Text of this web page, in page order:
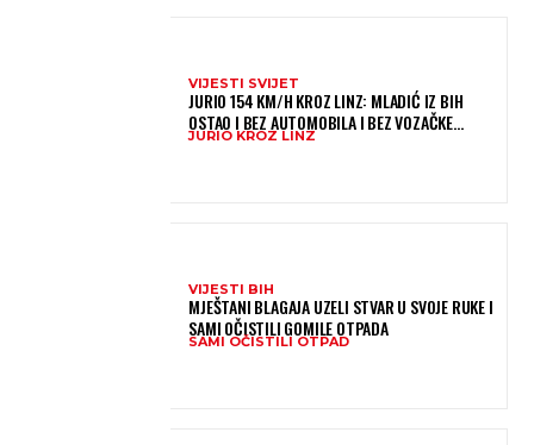
VIJESTI SVIJET
JURIO 154 KM/H KROZ LINZ: MLADIĆ IZ BIH
OSTAO I BEZ AUTOMOBILA I BEZ VOZAČKE
DOZVOLE
JURIO KROZ LINZ
VIJESTI BIH
MJEŠTANI BLAGAJA UZELI STVAR U SVOJE RUKE I
SAMI OČISTILI GOMILE OTPADA
SAMI OČISTILI OTPAD